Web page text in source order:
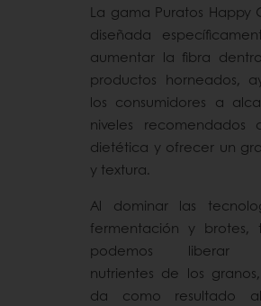
La gama Puratos Happy
diseñada
aumentar la fibra
productos horneados,
los consumidores a
niveles recomendados
dietética y ofrecer un
y textura.
Al dominar las
fermentación y brotes,
podemos liberar
nutrientes de los
da como resultado